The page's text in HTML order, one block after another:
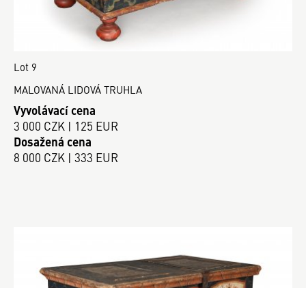
Lot 9
MALOVANÁ LIDOVÁ TRUHLA
Vyvolávací cena
3 000 CZK | 125 EUR
Dosažená cena
8 000 CZK | 333 EUR